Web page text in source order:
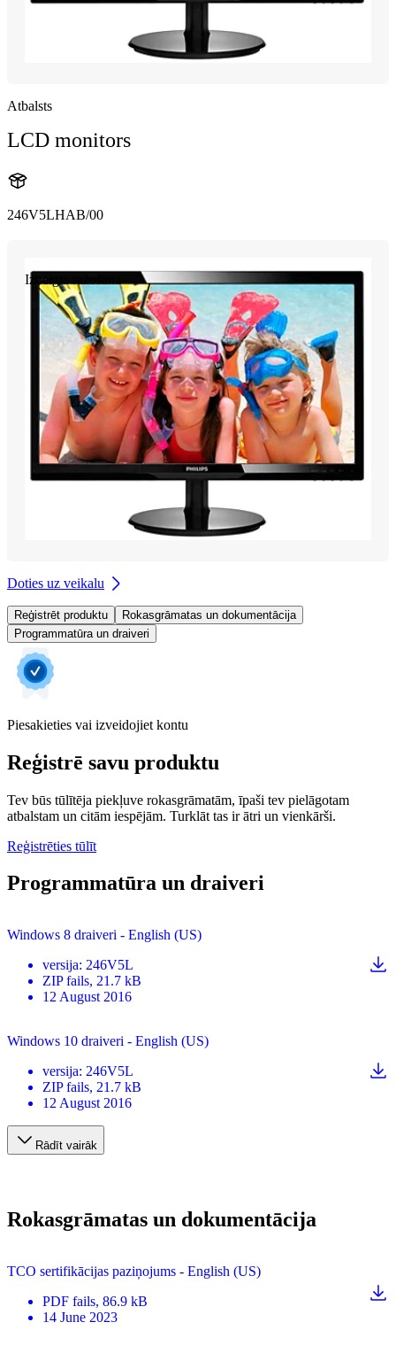
Atbalsts
LCD monitors
246V5LHAB/00
Izbeigta ražošana
Doties uz veikalu
Reģistrēt produktu
Rokasgrāmatas un dokumentācija
Programmatūra un draiveri
Piesakieties vai izveidojiet kontu
Reģistrē savu produktu
Tev būs tūlītēja piekļuve rokasgrāmatām, īpaši tev pielāgotam
atbalstam un citām iespējām. Turklāt tas ir ātri un vienkārši.
Reģistrēties tūlīt
Programmatūra un draiveri
Windows 8 draiveri - English (US)
versija: 246V5L
ZIP fails, 21.7 kB
12 August 2016
Windows 10 draiveri - English (US)
versija: 246V5L
ZIP fails, 21.7 kB
12 August 2016
Rādīt vairāk
Rokasgrāmatas un dokumentācija
TCO sertifikācijas paziņojums - English (US)
PDF fails, 86.9 kB
14 June 2023